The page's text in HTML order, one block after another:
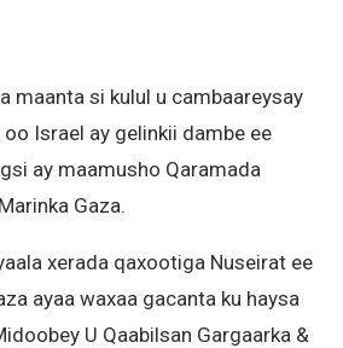
maanta si kulul u cambaareysay
Israel ay gelinkii dambe ee
ay maamusho Qaramada
Gaza.
xerada qaxootiga Nuseirat ee
ayaa waxaa gacanta ku haysa
U Qaabilsan Gargaarka &